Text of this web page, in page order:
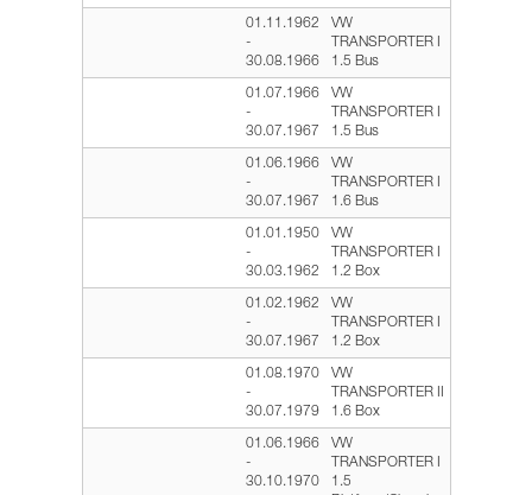
01.11.1962
-
30.08.1966
VW
TRANSPORTER I
1.5 Bus
01.07.1966
-
30.07.1967
VW
TRANSPORTER I
1.5 Bus
01.06.1966
-
30.07.1967
VW
TRANSPORTER I
1.6 Bus
01.01.1950
-
30.03.1962
VW
TRANSPORTER I
1.2 Box
01.02.1962
-
30.07.1967
VW
TRANSPORTER I
1.2 Box
01.08.1970
-
30.07.1979
VW
TRANSPORTER II
1.6 Box
01.06.1966
-
30.10.1970
VW
TRANSPORTER I
1.5